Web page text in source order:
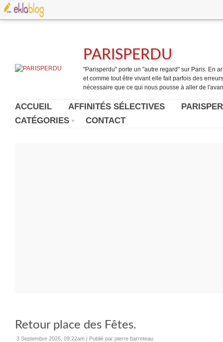
PARISPERDU
"Parisperdu" porte un "autre regard" sur Paris. En
et comme tout être vivant elle fait parfois des
nécessaire que ce qui nous pousse à aller de
ACCUEIL AFFINITÉS SÉLECTIVES
CATÉGORIES
CONTACT
Retour place des Fêtes.
3 Septembre 2025, 09:22am | Publié par pierre barreteau